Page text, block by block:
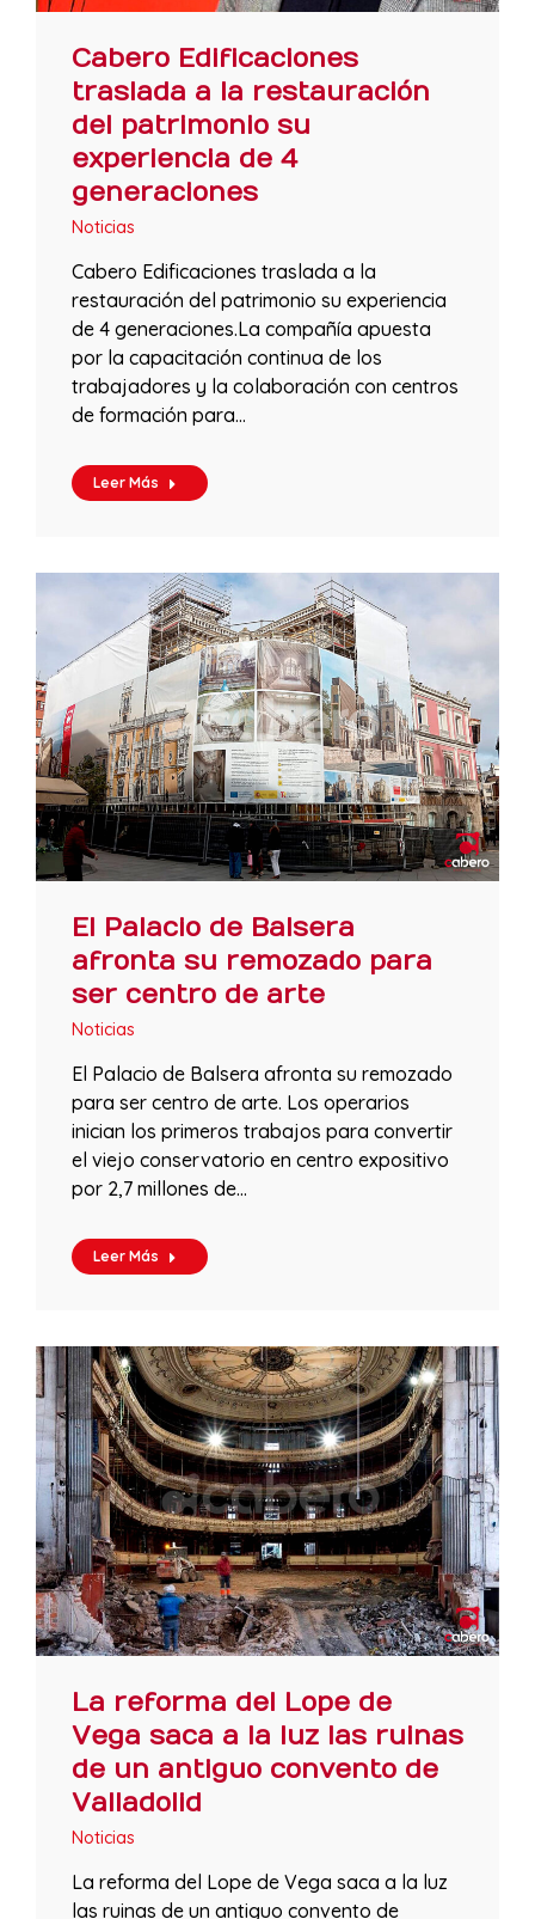
Cabero Edificaciones
traslada a la restauración
del patrimonio su
experiencia de 4
generaciones
Noticias
Cabero Edificaciones traslada a la
restauración del patrimonio su experiencia
de 4 generaciones.La compañía apuesta
por la capacitación continua de los
trabajadores y la colaboración con centros
de formación para…
Leer Más
El Palacio de Balsera
afronta su remozado para
ser centro de arte
Noticias
El Palacio de Balsera afronta su remozado
para ser centro de arte. Los operarios
inician los primeros trabajos para convertir
el viejo conservatorio en centro expositivo
por 2,7 millones de…
Leer Más
La reforma del Lope de
Vega saca a la luz las ruinas
de un antiguo convento de
Valladolid
Noticias
La reforma del Lope de Vega saca a la luz
las ruinas de un antiguo convento de